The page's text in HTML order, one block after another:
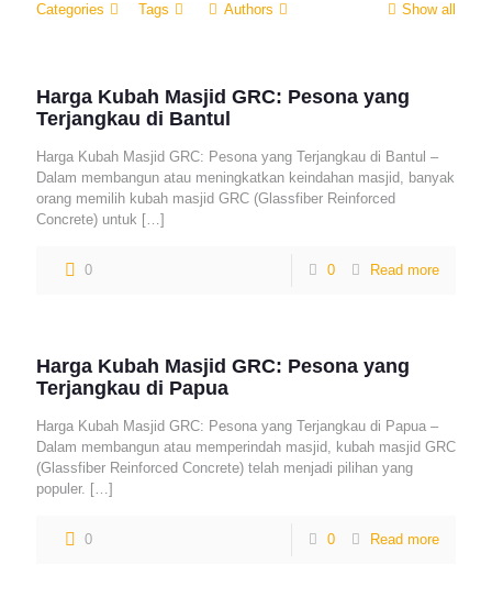
Categories Tags Authors Show all
Harga Kubah Masjid GRC: Pesona yang
Terjangkau di Bantul
Harga Kubah Masjid GRC: Pesona yang Terjangkau di Bantul –
Dalam membangun atau meningkatkan keindahan masjid, banyak
orang memilih kubah masjid GRC (Glassfiber Reinforced
Concrete) untuk […]
0 0 Read more
Harga Kubah Masjid GRC: Pesona yang
Terjangkau di Papua
Harga Kubah Masjid GRC: Pesona yang Terjangkau di Papua –
Dalam membangun atau memperindah masjid, kubah masjid GRC
(Glassfiber Reinforced Concrete) telah menjadi pilihan yang
populer. […]
0 0 Read more